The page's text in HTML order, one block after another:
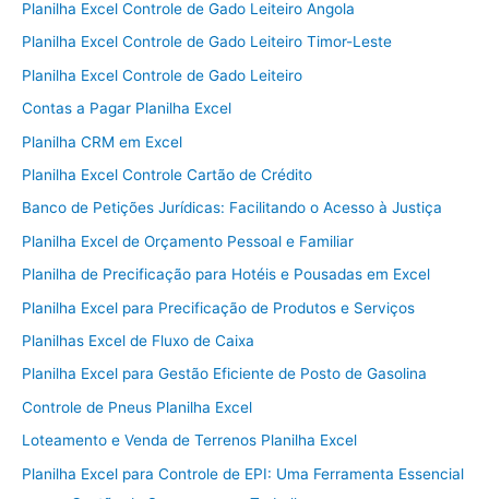
Planilha Excel Controle de Gado Leiteiro Angola
Planilha Excel Controle de Gado Leiteiro Timor-Leste
Planilha Excel Controle de Gado Leiteiro
Contas a Pagar Planilha Excel
Planilha CRM em Excel
Planilha Excel Controle Cartão de Crédito
Banco de Petições Jurídicas: Facilitando o Acesso à Justiça
Planilha Excel de Orçamento Pessoal e Familiar
Planilha de Precificação para Hotéis e Pousadas em Excel
Planilha Excel para Precificação de Produtos e Serviços
Planilhas Excel de Fluxo de Caixa
Planilha Excel para Gestão Eficiente de Posto de Gasolina
Controle de Pneus Planilha Excel
Loteamento e Venda de Terrenos Planilha Excel
Planilha Excel para Controle de EPI: Uma Ferramenta Essencial